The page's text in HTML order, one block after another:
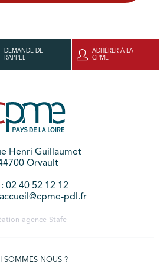
DEMANDE DE
RAPPEL
ADHÉRER À LA
CPME
Henri Guillaumet
Orvault
: 02 40 52 12 12
pdl.fr
agence Stafe
SOMMES-NOUS ?